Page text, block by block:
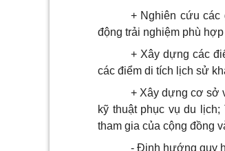
+ Nghiên cứu các
động trải nghiệm phù
+ Xây dựng các
các điểm di tích lịch sử
+ Xây dựng cơ sở
kỹ thuật phục vụ du
tham gia của cộng đồng
- Định hướng quy